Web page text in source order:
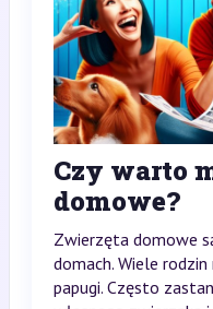
Czy warto
domowe?
Zwierzęta domowe
domach. Wiele
papugi. Często